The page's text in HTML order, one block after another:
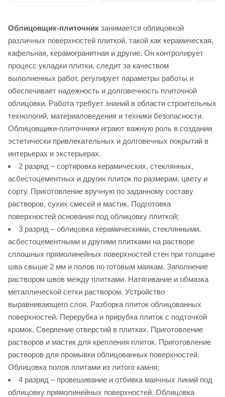
Облицовщик-плиточник занимается облицовкой
различных поверхностей плиткой, такой как керамическая,
кафельная, керамогранитная и другие. Он контролирует
процесс укладки плитки, следит за качеством
выполненных работ, регулирует параметры работы и
обеспечивает надежность и долговечность плиточной
облицовки. Работа требует знаний в области строительных
технологий, материаловедения и техники безопасности.
Облицовщики-плиточники играют важную роль в создании
эстетически привлекательных и долговечных покрытий в
интерьерах и экстерьерах.
2 разряд – сортировка керамических, стеклянных,
асбестоцементных и других плиток по размерам, цвету и
сорту. Приготовление вручную по заданному составу
растворов, сухих смесей и мастик. Подготовка
поверхностей основания под облицовку плиткой;
3 разряд – облицовка керамическими, стеклянными,
асбестоцементными и другими плитками на растворе
сплошных прямолинейных поверхностей стен при толщине
шва свыше 2 мм и полов по готовым маякам. Заполнение
раствором швов между плитками. Натягивание и обмазка
металлической сетки раствором. Устройство
выравнивающего слоя. Разборка плиток облицованных
поверхностей. Перерубка и прирубка плиток с подточкой
кромок. Сверление отверстий в плитках. Приготовление
растворов и мастик для крепления плиток. Приготовление
растворов для промывки облицованных поверхностей.
Облицовка полов плитами из литого камня;
4 разряд – провешивание и отбивка маячных линий под
облицовку прямолинейных поверхностей. Облицовка